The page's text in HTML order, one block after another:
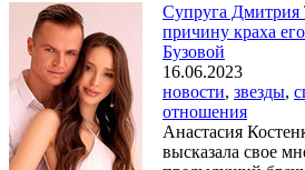
Супруга Дмитрия
причину краха
Бузовой
16.06.2023
новости, звезды,
отношения
Анастасия
высказала свое